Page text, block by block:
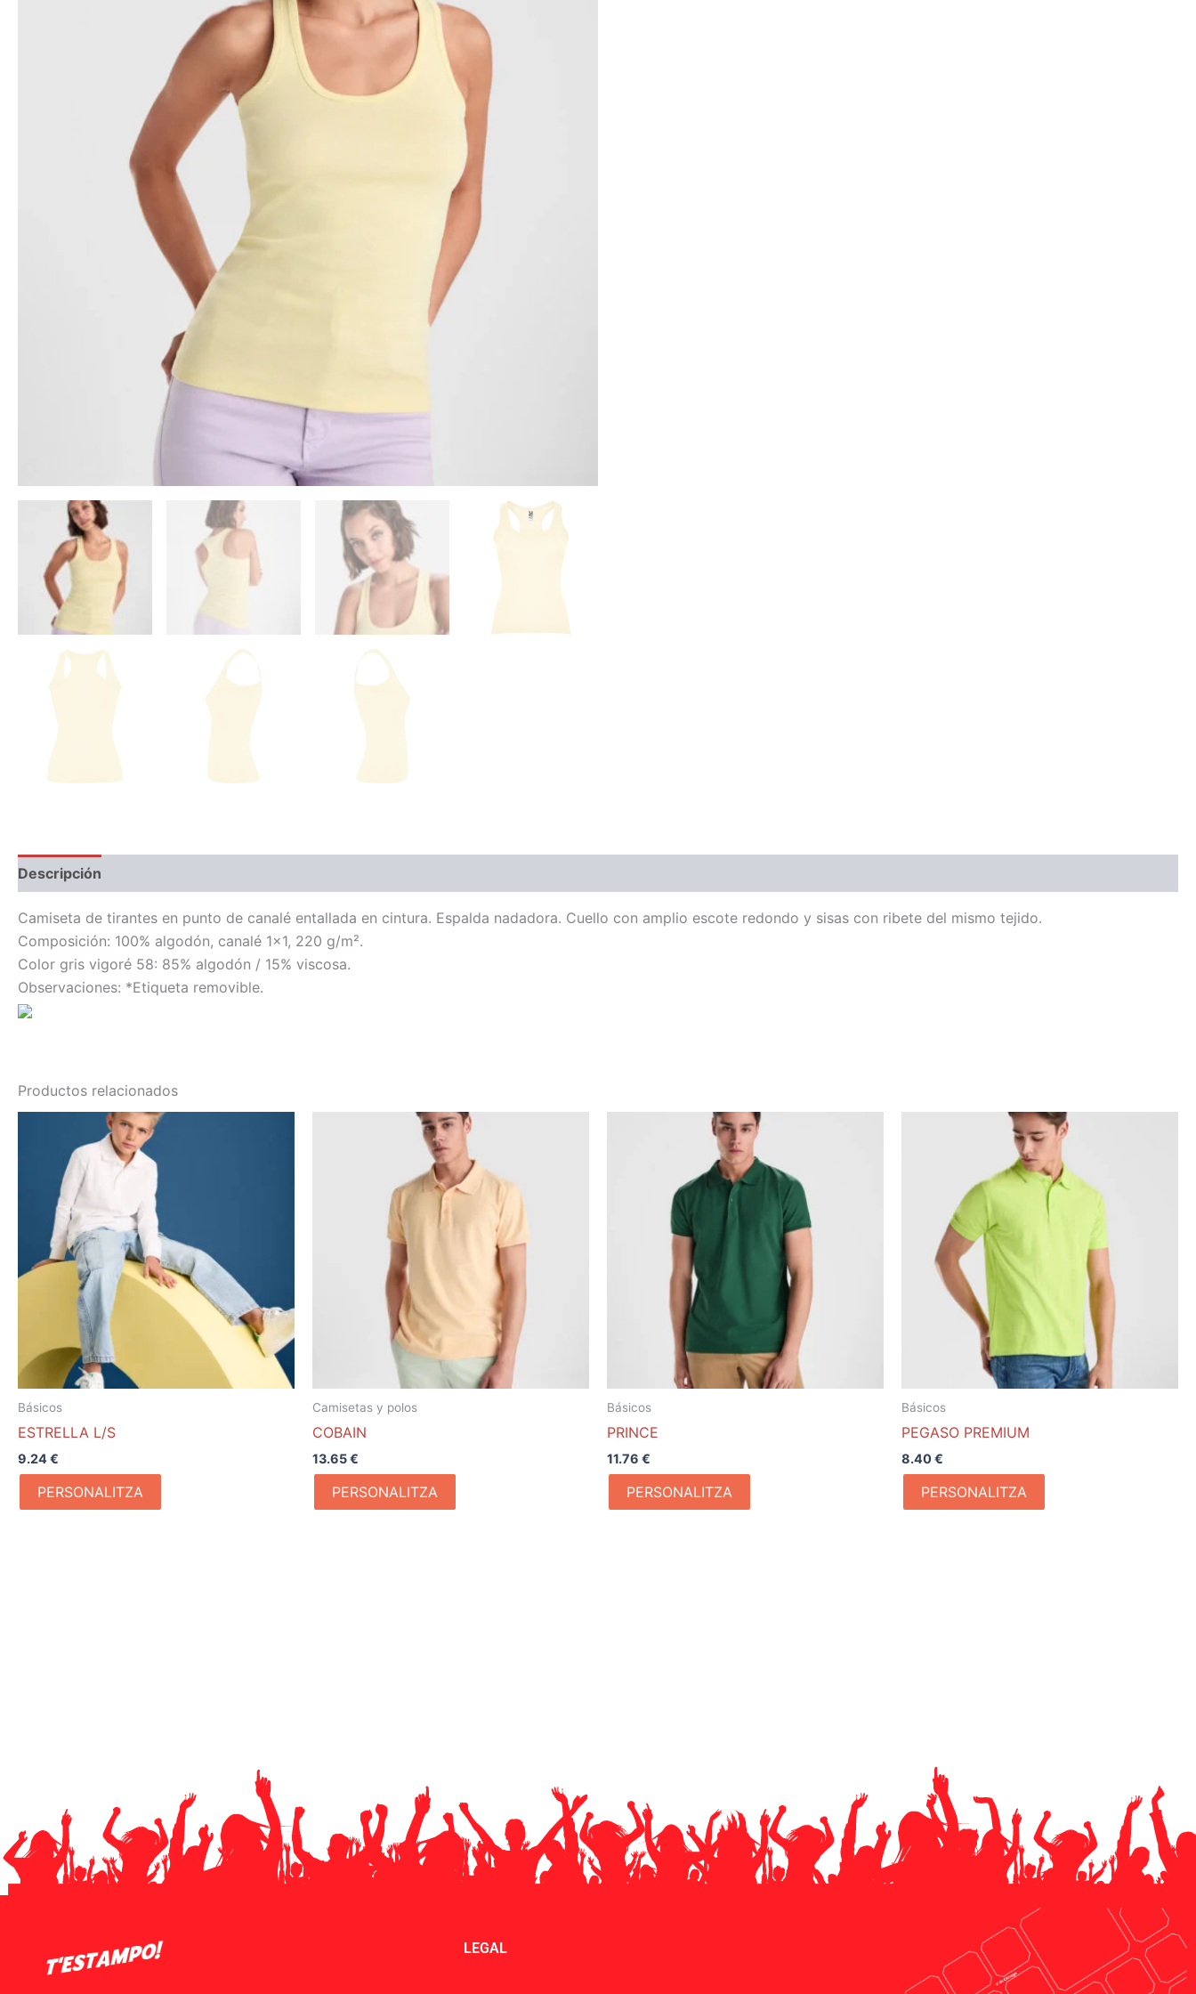
Descripción
Camiseta de tirantes en punto de canalé entallada en cintura. Espalda nadadora. Cuello con amplio escote redondo y sisas con ribete del mismo tejido.
Composición: 100% algodón, canalé 1×1, 220 g/m².
Color gris vigoré 58: 85% algodón / 15% viscosa.
Observaciones: *Etiqueta removible.
Productos relacionados
Básicos
ESTRELLA L/S
9.24€
PERSONALITZA
Camisetas y polos
COBAIN
13.65€
PERSONALITZA
Básicos
PRINCE
11.76 €
PERSONALITZA
Básicos
PEGASO PREMIUM
8.40€
PERSONALITZA
LEGAL